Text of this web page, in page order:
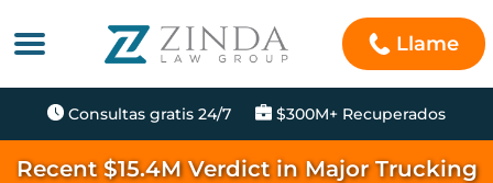
Llame
Consultas gratis 24/7 $300M+ Recuperados
Recent $15.4M Verdict in Major Trucking